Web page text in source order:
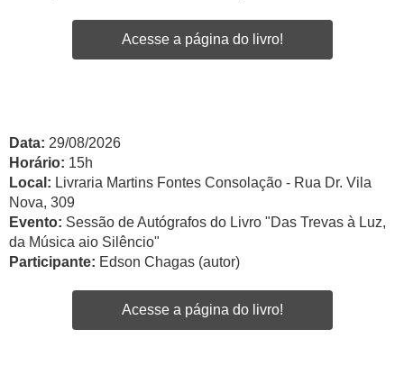
Acesse a página do livro!
Data: 29/08/2026
Horário: 15h
Local: Livraria Martins Fontes Consolação - Rua Dr. Vila
Nova, 309
Evento: Sessão de Autógrafos do Livro "Das Trevas à Luz,
da Música aio Silêncio"
Participante: Edson Chagas (autor)
Acesse a página do livro!